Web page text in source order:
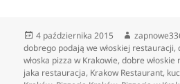
Data
publikacji
4 października 2015 Autor
dobrego podają we włoskiej restauracji,
włoska pizza w Krakowie,dobre włoskie
jaka restauracja, Krakow Restaurant,